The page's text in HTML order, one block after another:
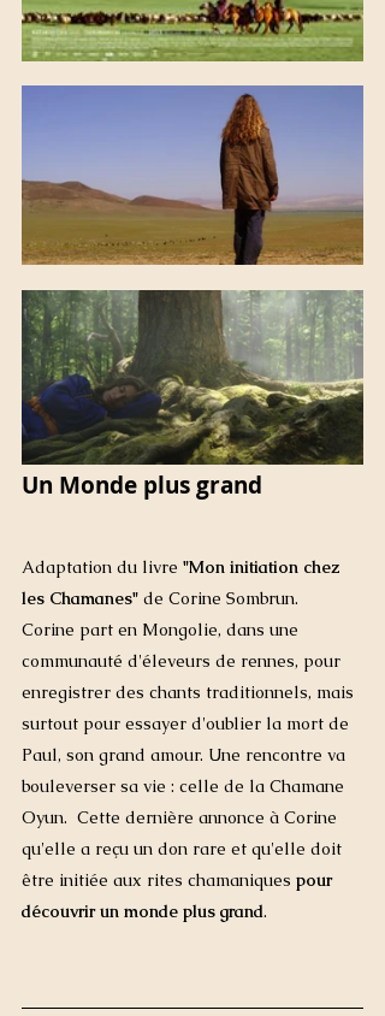
Un Monde plus grand
Adaptation du livre "Mon initiation chez
les Chamanes" de Corine Sombrun.
Corine part en Mongolie, dans une
communauté d'éleveurs de rennes, pour
enregistrer des chants traditionnels, mais
surtout pour essayer d'oublier la mort de
Paul, son grand amour. Une rencontre va
bouleverser sa vie : celle de la Chamane
Oyun.  Cette dernière annonce à Corine
qu'elle a reçu un don rare et qu'elle doit
être initiée aux rites chamaniques pour
découvrir un monde plus grand.